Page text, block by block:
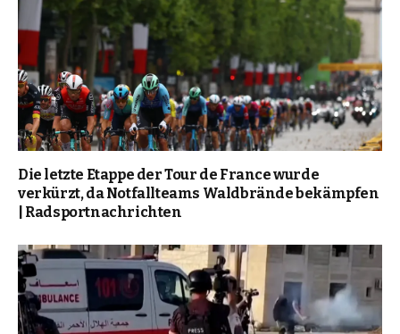
Die letzte Etappe der Tour de France wurde
verkürzt, da Notfallteams Waldbrände bekämpfen
| Radsportnachrichten